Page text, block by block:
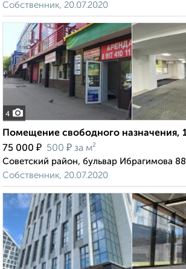
Собственник, 20.07.2020
4
Помещение свободного назначения,
75 000 ₽ 500 ₽ за м²
Советский район, бульвар Ибрагимова 88
Собственник, 20.07.2020